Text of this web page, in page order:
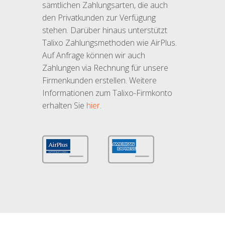
sämtlichen Zahlungsarten, die auch
den Privatkunden zur Verfügung
stehen. Darüber hinaus unterstützt
Talixo Zahlungsmethoden wie AirPlus.
Auf Anfrage können wir auch
Zahlungen via Rechnung für unsere
Firmenkunden erstellen. Weitere
Informationen zum Talixo-Firmkonto
erhalten Sie hier.